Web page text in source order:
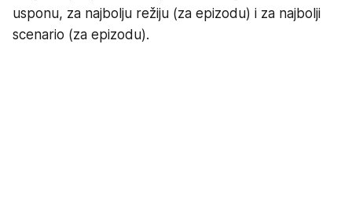
usponu, za najbolju režiju (za epizodu) i za najbolji
scenario (za epizodu).